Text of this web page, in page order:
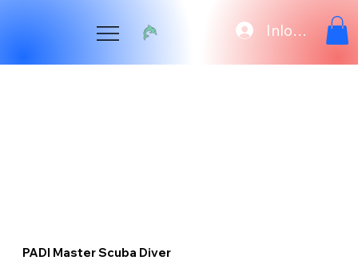
Inloggen
PADI Master Scuba Diver